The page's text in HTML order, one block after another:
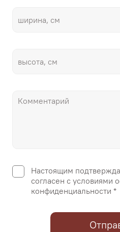
Настоящим
согласен с условиями
конфиденциальности *